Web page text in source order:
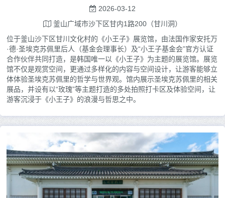
2026-03-12
釜山广域市沙下区甘内1路200（甘川洞）
位于釜山沙下区甘川文化村的《小王子》展览馆，由法国作家安托万
·德·圣埃克苏佩里后人（基金会理事长）及“小王子基金会”官方认证
合作伙伴共同打造，是韩国唯一以《小王子》为主题的展览馆。展览
馆不仅是观赏空间，更通过多样化的内容与空间设计，让游客能够立
体体验圣埃克苏佩里的哲学与世界观。馆内展示圣埃克苏佩里的相关
展品，并设有以“玫瑰”等主题打造的多处拍照打卡区及体验空间，让
游客沉浸于《小王子》的浪漫与哲思之中。